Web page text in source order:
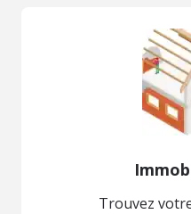
Trouvez